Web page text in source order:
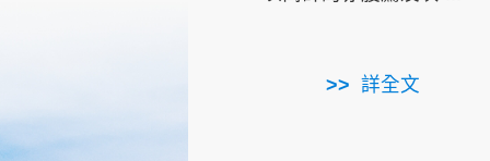
詳全文